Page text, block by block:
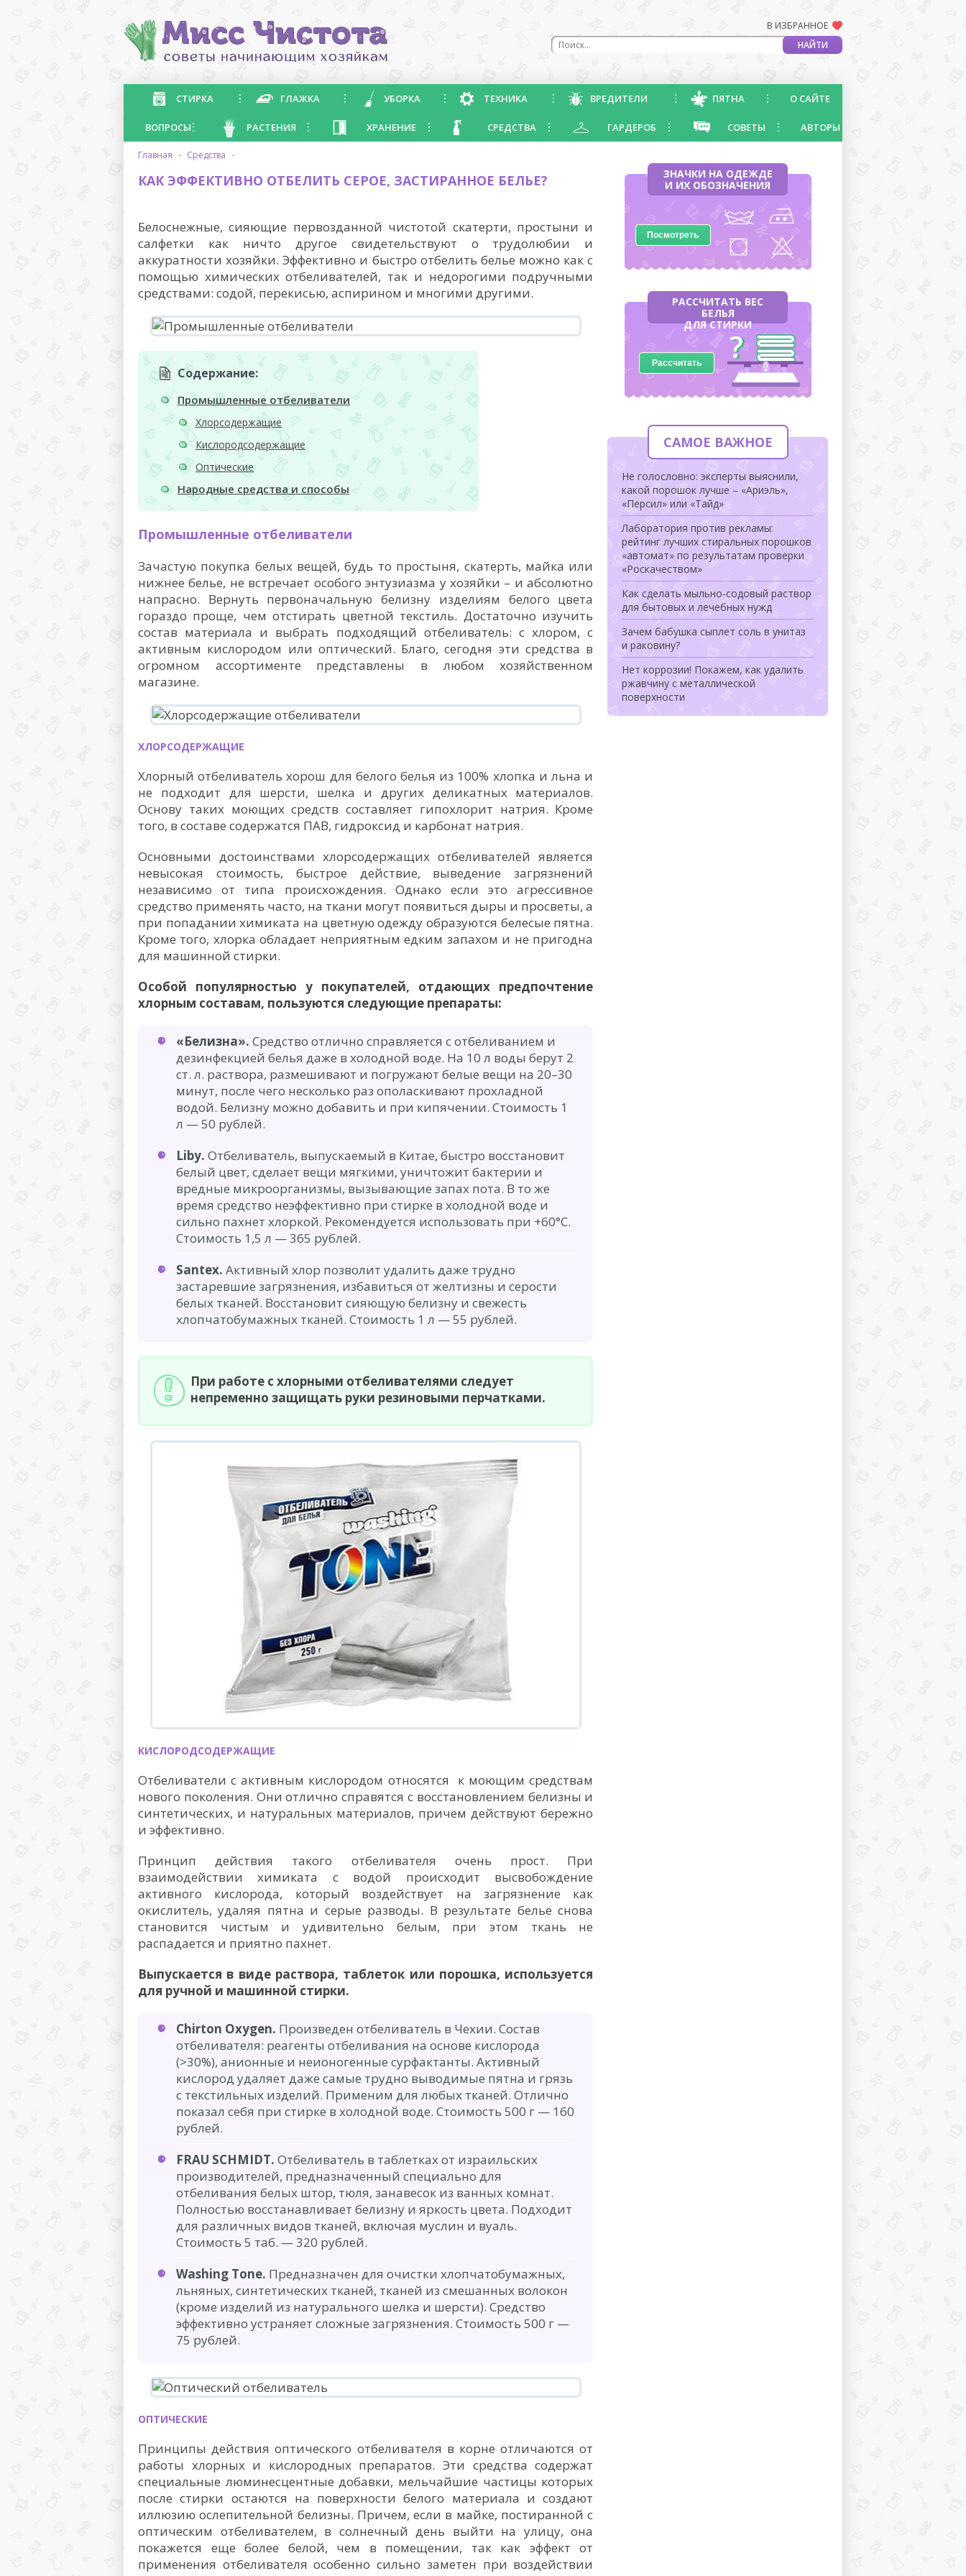
В ИЗБРАННОЕ
СТИРКА ГЛАЖКА УБОРКА ТЕХНИКА ВРЕДИТЕЛИ ПЯТНА О САЙТЕ
ВОПРОСЫ РАСТЕНИЯ ХРАНЕНИЕ СРЕДСТВА ГАРДЕРОБ СОВЕТЫ АВТОРЫ
главная · средства ·
КАК ЭФФЕКТИВНО ОТБЕЛИТЬ СЕРОЕ, ЗАСТИРАННОЕ БЕЛЬЕ?
Белоснежные, сияющие первозданной чистотой скатерти, простыни и
салфетки как ничто другое свидетельствуют о трудолюбии и
аккуратности хозяйки. Эффективно и быстро отбелить белье можно как с
помощью химических отбеливателей, так и недорогими подручными
средствами: содой, перекисью, аспирином и многими другими.
Содержание:
Промышленные отбеливатели
Хлорсодержащие
Кислородсодержащие
Оптические
Народные средства и способы
Промышленные отбеливатели
Зачастую покупка белых вещей, будь то простыня, скатерть, майка или
нижнее белье, не встречает особого энтузиазма у хозяйки – и абсолютно
напрасно. Вернуть первоначальную белизну изделиям белого цвета
гораздо проще, чем отстирать цветной текстиль. Достаточно изучить
состав материала и выбрать подходящий отбеливатель: с хлором, с
активным кислородом или оптический. Благо, сегодня эти средства в
огромном ассортименте представлены в любом хозяйственном
магазине.
ХЛОРСОДЕРЖАЩИЕ
Хлорный отбеливатель хорош для белого белья из 100% хлопка и льна и
не подходит для шерсти, шелка и других деликатных материалов.
Основу таких моющих средств составляет гипохлорит натрия. Кроме
того, в составе содержатся ПАВ, гидроксид и карбонат натрия.
Основными достоинствами хлорсодержащих отбеливателей является
невысокая стоимость, быстрое действие, выведение загрязнений
независимо от типа происхождения. Однако если это агрессивное
средство применять часто, на ткани могут появиться дыры и просветы, а
при попадании химиката на цветную одежду образуются белесые пятна.
Кроме того, хлорка обладает неприятным едким запахом и не пригодна
для машинной стирки.
Особой популярностью у покупателей, отдающих предпочтение
хлорным составам, пользуются следующие препараты:
«Белизна». Средство отлично справляется с отбеливанием и
дезинфекцией белья даже в холодной воде. На 10 л воды берут 2
ст. л. раствора, размешивают и погружают белые вещи на 20–30
минут, после чего несколько раз ополаскивают прохладной
водой. Белизну можно добавить и при кипячении. Стоимость 1
л — 50 рублей.
Liby. Отбеливатель, выпускаемый в Китае, быстро восстановит
белый цвет, сделает вещи мягкими, уничтожит бактерии и
вредные микроорганизмы, вызывающие запах пота. В то же
время средство неэффективно при стирке в холодной воде и
сильно пахнет хлоркой. Рекомендуется использовать при +60°С.
Стоимость 1,5 л — 365 рублей.
Santex. Активный хлор позволит удалить даже трудно
застаревшие загрязнения, избавиться от желтизны и серости
белых тканей. Восстановит сияющую белизну и свежесть
хлопчатобумажных тканей. Стоимость 1 л — 55 рублей.
При работе с хлорными отбеливателями следует
непременно защищать руки резиновыми перчатками.
КИСЛОРОДСОДЕРЖАЩИЕ
Отбеливатели с активным кислородом относятся к моющим средствам
нового поколения. Они отлично справятся с восстановлением белизны и
синтетических, и натуральных материалов, причем действуют бережно
и эффективно.
Принцип действия такого отбеливателя очень прост. При
взаимодействии химиката с водой происходит высвобождение
активного кислорода, который воздействует на загрязнение как
окислитель, удаляя пятна и серые разводы. В результате белье снова
становится чистым и удивительно белым, при этом ткань не
распадается и приятно пахнет.
Выпускается в виде раствора, таблеток или порошка, используется
для ручной и машинной стирки.
Chirton Oxygen. Произведен отбеливатель в Чехии. Состав
отбеливателя: реагенты отбеливания на основе кислорода
(>30%), анионные и неионогенные сурфактанты. Активный
кислород удаляет даже самые трудно выводимые пятна и грязь
с текстильных изделий. Применим для любых тканей. Отлично
показал себя при стирке в холодной воде. Стоимость 500 г — 160
рублей.
FRAU SCHMIDT. Отбеливатель в таблетках от израильских
производителей, предназначенный специально для
отбеливания белых штор, тюля, занавесок из ванных комнат.
Полностью восстанавливает белизну и яркость цвета. Подходит
для различных видов тканей, включая муслин и вуаль.
Стоимость 5 таб. — 320 рублей.
Washing Tone. Предназначен для очистки хлопчатобумажных,
льняных, синтетических тканей, тканей из смешанных волокон
(кроме изделий из натурального шелка и шерсти). Средство
эффективно устраняет сложные загрязнения. Стоимость 500 г —
75 рублей.
ОПТИЧЕСКИЕ
Принципы действия оптического отбеливателя в корне отличаются от
работы хлорных и кислородных препаратов. Эти средства содержат
специальные люминесцентные добавки, мельчайшие частицы которых
после стирки остаются на поверхности белого материала и создают
иллюзию ослепительной белизны. Причем, если в майке, постиранной с
оптическим отбеливателем, в солнечный день выйти на улицу, она
покажется еще более белой, чем в помещении, так как эффект от
применения отбеливателя особенно сильно заметен при воздействии
ЗНАЧКИ НА ОДЕЖДЕ
И ИХ ОБОЗНАЧЕНИЯ
Посмотреть
РАССЧИТАТЬ ВЕС
БЕЛЬЯ
ДЛЯ СТИРКИ
Рассчитать
САМОЕ ВАЖНОЕ
Не голословно: эксперты выяснили,
какой порошок лучше – «Ариэль»,
«Персил» или «Тайд»
Лаборатория против рекламы:
рейтинг лучших стиральных порошков
«автомат» по результатам проверки
«Роскачеством»
Как сделать мыльно-содовый раствор
для бытовых и лечебных нужд
Зачем бабушка сыплет соль в унитаз
и раковину?
Нет коррозии! Покажем, как удалить
ржавчину с металлической
поверхности